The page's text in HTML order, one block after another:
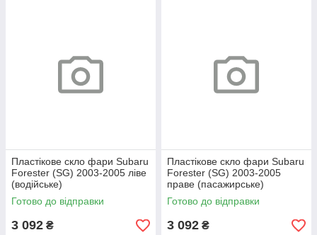
Пластікове скло фари Subaru
Forester (SG) 2003-2005 ліве
(водійське)
Готово до відправки
3 092 ₴
Пластікове скло фари Subaru
Forester (SG) 2003-2005
праве (пасажирське)
Готово до відправки
3 092 ₴